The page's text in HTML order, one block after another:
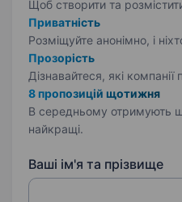
Щоб створити та
Приватність
Розміщуйте анонімно, і
Прозорість
Дізнавайтеся, які
8 пропозицій щотижня
В середньому отримують
найкращі.
Ваші ім'я та прізвище